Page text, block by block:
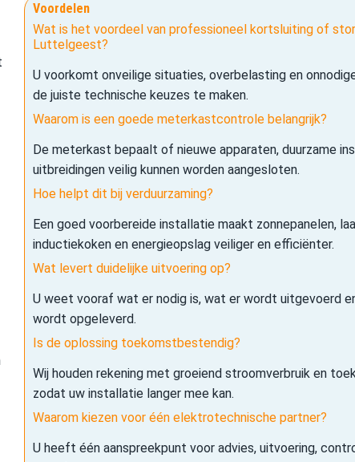
Voordelen
Wat is het voordeel van professioneel kortsluiting of
Luttelgeest?
U voorkomt onveilige situaties, overbelasting en
de juiste technische keuzes te maken.
Waarom is een goede meterkastcontrole belangrijk?
De meterkast bepaalt of nieuwe apparaten, duurzame
uitbreidingen veilig kunnen worden aangesloten.
Hoe helpt dit bij verduurzaming?
Een goed voorbereide installatie maakt zonnepanelen,
inductiekoken en energieopslag veiliger en efficiënter.
Wat levert duidelijke uitvoering op?
U weet vooraf wat er nodig is, wat er wordt uitgevoerd
wordt opgeleverd.
Is de oplossing toekomstbestendig?
Wij houden rekening met groeiend stroomverbruik en
zodat uw installatie langer mee kan.
Waarom kiezen voor één elektrotechnische partner?
U heeft één aanspreekpunt voor advies, uitvoering,